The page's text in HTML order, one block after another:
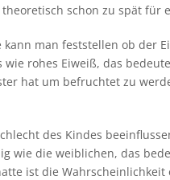
schon zu spät für
man feststellen ob der
rohes Eiweiß, das
hat um befruchtet zu
des Kindes
wie die weiblichen, das
ist die